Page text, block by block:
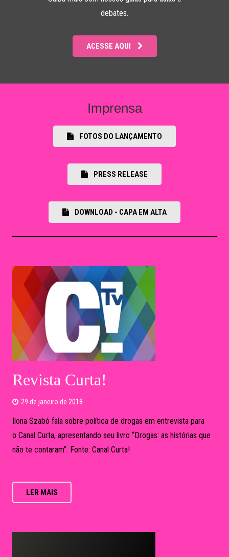
Imprensa
FOTOS DO LANÇAMENTO
DOWNLOAD - CAPA EM ALTA
Revista Curta!
29 de janeiro de 2018
Ilona Szabó fala sobre política de drogas em entrevista para
o Canal Curta, apresentando seu livro “Drogas: as histórias que
não te contaram”. Fonte: Canal Curta!
LER MAIS